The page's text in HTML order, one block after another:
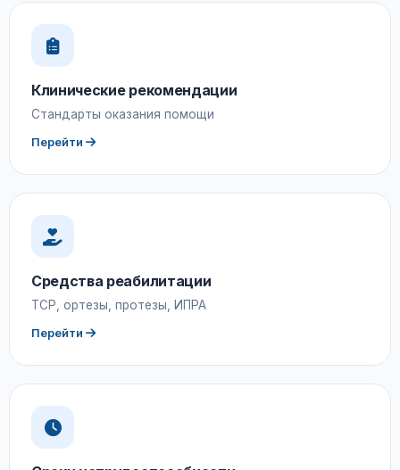
Клинические рекомендации
Стандарты оказания помощи
Перейти
Средства реабилитации
ТСР, ортезы, протезы, ИПРА
Перейти